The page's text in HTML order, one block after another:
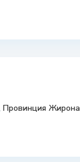
Провинция Жирона